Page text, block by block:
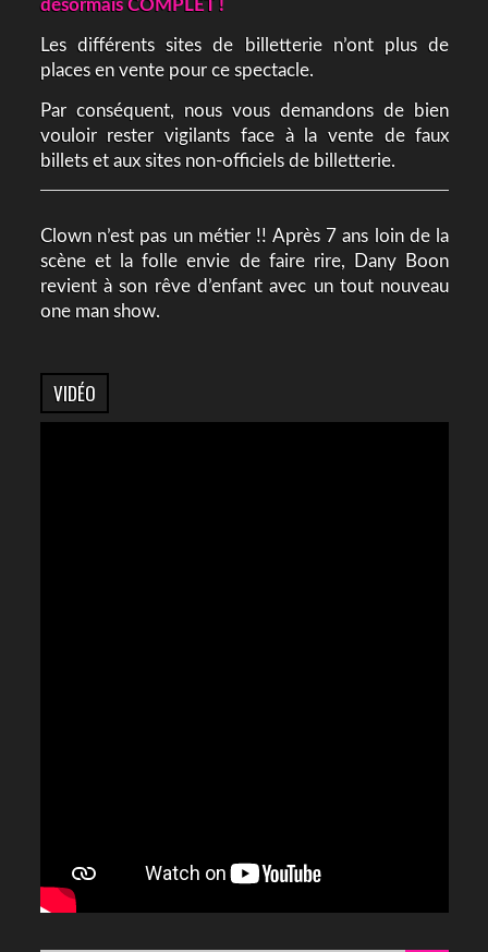
désormais COMPLET !
Les différents sites de billetterie n’ont plus de
places en vente pour ce spectacle.
Par conséquent, nous vous demandons de bien
vouloir rester vigilants face à la vente de faux
billets et aux sites non-officiels de billetterie.
Clown n’est pas un métier !! Après 7 ans loin de la
scène et la folle envie de faire rire, Dany Boon
revient à son rêve d’enfant avec un tout nouveau
one man show.